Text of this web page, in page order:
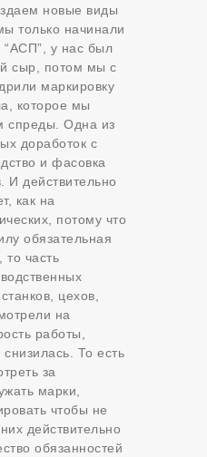
новые виды
только начинали
“АСП”, у нас был
сыр, потом мы с
маркировку
которое мы
спреды. Одна из
доработок с
и фасовка
И действительно
как на
потому что
обязательная
то часть
цехов,
на
работы,
То есть
за
марки,
чтобы не
действительно
обязанностей